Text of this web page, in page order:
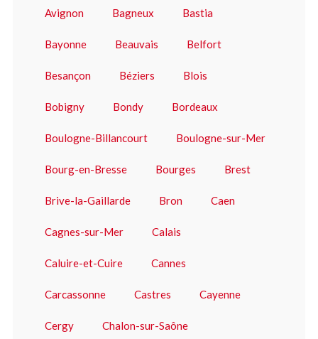
Avignon Bagneux Bastia
Bayonne Beauvais Belfort
Besançon Béziers Blois
Bobigny Bondy Bordeaux
Boulogne-Billancourt Boulogne-sur-Mer
Bourg-en-Bresse Bourges Brest
Brive-la-Gaillarde Bron Caen
Cagnes-sur-Mer Calais
Caluire-et-Cuire Cannes
Carcassonne Castres Cayenne
Cergy Chalon-sur-Saône